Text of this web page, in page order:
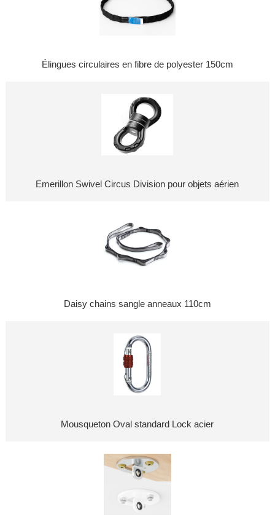
Élingues circulaires en fibre de polyester 150cm
Emerillon Swivel Circus Division pour objets aérien
Daisy chains sangle anneaux 110cm
Mousqueton Oval standard Lock acier